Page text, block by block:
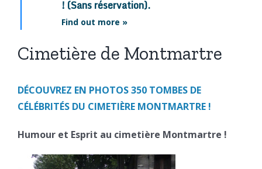
Cimetière de Montmartre
DÉCOUVREZ EN PHOTOS 350 TOMBES DE
CÉLÉBRITÉS DU CIMETIÈRE MONTMARTRE !
Humour et Esprit au cimetière Montmartre !
! (Sans réservation).
Find out more »